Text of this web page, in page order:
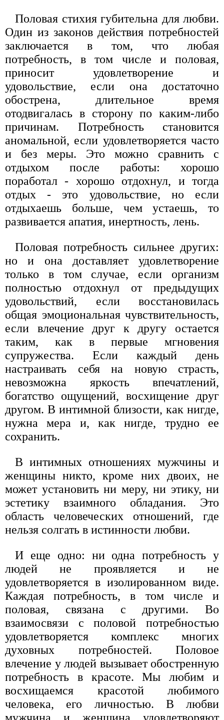
Половая стихия губительна для любви.
Один из законов действия потребностей
заключается в том, что любая
потребность, в том числе и половая,
приносит удовлетворение и
удовольствие, если она достаточно
обострена, длительное время
отодвигалась в сторону по каким-либо
причинам. Потребность становится
аномальной, если удовлетворяется часто
и без меры. Это можно сравнить с
отдыхом после работы: хорошо
поработал - хорошо отдохнул, и тогда
отдых - это удовольствие, но если
отдыхаешь больше, чем устаешь, то
развивается апатия, инертность, лень.
Половая потребность сильнее других:
но и она доставляет удовлетворение
только в том случае, если организм
полностью отдохнул от предыдущих
удовольствий, если восстановилась
общая эмоциональная чувствительность,
если влечение друг к другу остается
таким, как в первые мгновения
супружества. Если каждый день
настраивать себя на новую страсть,
невозможна яркость впечатлений,
богатство ощущений, восхищение друг
другом. В интимной близости, как нигде,
нужна мера и, как нигде, трудно ее
сохранить.
В интимных отношениях мужчины и
женщины никто, кроме них двоих, не
может установить ни меру, ни этику, ни
эстетику взаимного обладания. Это
область человеческих отношений, где
нельзя солгать в истинности любви.
И еще одно: ни одна потребность у
людей не проявляется и не
удовлетворяется в изолированном виде.
Каждая потребность, в том числе и
половая, связана с другими. Во
взаимосвязи с половой потребностью
удовлетворяется комплекс многих
духовных потребностей. Половое
влечение у людей вызывает обостренную
потребность в красоте. Мы любим и
восхищаемся красотой любимого
человека, его личностью. В любви